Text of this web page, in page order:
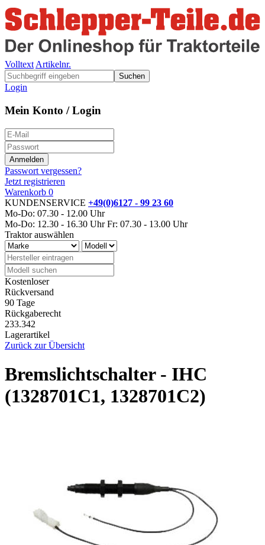
Volltext Artikelnr.
Suchen
Login
Mein Konto / Login
Passwort vergessen?
Jetzt registrieren
Warenkorb 0
KUNDENSERVICE +49(0)6127 - 99 23 60
Mo-Do: 07.30 - 12.00 Uhr
Mo-Do: 12.30 - 16.30 Uhr Fr: 07.30 - 13.00 Uhr
Traktor auswählen
Kostenloser
Rückversand
90 Tage
Rückgaberecht
233.342
Lagerartikel
Zurück zur Übersicht
Bremslichtschalter - IHC
(1328701C1, 1328701C2)